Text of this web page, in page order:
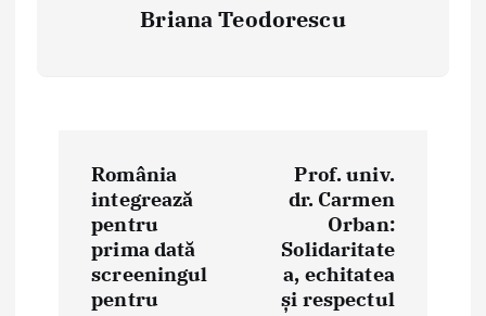
Briana Teodorescu
România
integrează
pentru
prima dată
screeningul
pentru
Prof. univ.
dr. Carmen
Orban:
Solidaritate
a, echitatea
și respectul